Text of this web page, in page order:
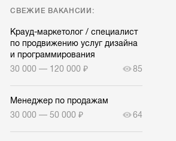
СВЕЖИЕ ВАКАНСИИ:
Крауд-маркетолог / специалист
по продвижению услуг дизайна
и программирования
30 000 — 120 000 ₽
85
Менеджер по продажам
30 000 — 50 000 ₽
64